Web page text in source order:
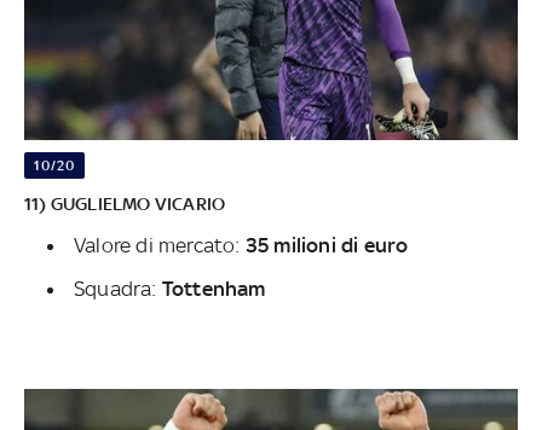
10/20
11) GUGLIELMO VICARIO
Valore di mercato: 35 milioni di euro
Squadra: Tottenham